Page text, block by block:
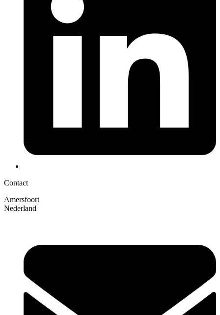
Contact
Amersfoort
Nederland